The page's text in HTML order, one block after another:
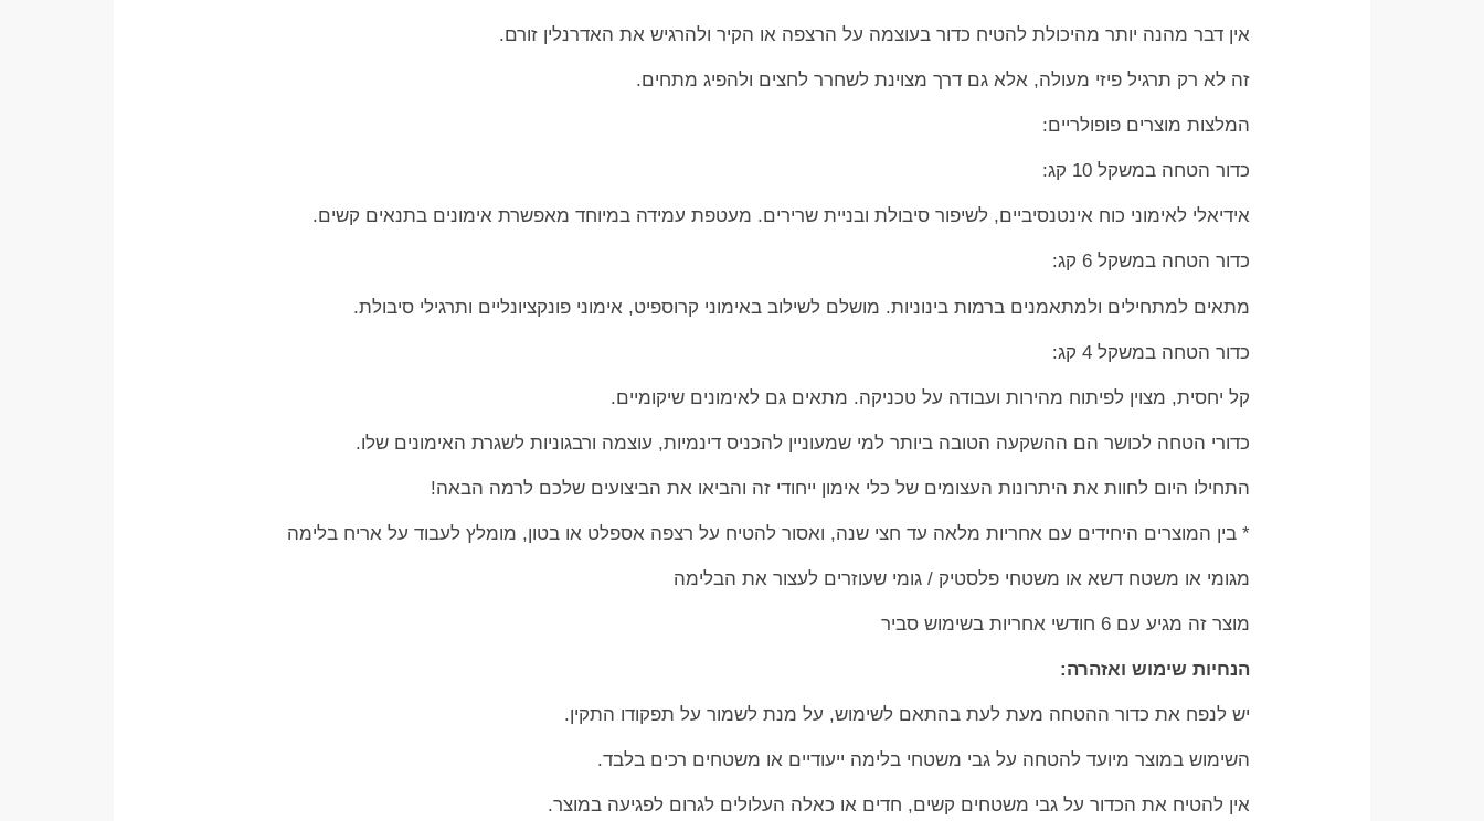
אין דבר מהנה יותר מהיכולת להטיח כדור בעוצמה על הרצפה או הקיר ולהרגיש את האדרנלין זורם.
זה לא רק תרגיל פיזי מעולה, אלא גם דרך מצוינת לשחרר לחצים ולהפיג מתחים.
המלצות מוצרים פופולריים:
כדור הטחה במשקל 10 קג:
אידיאלי לאימוני כוח אינטנסיביים, לשיפור סיבולת ובניית שרירים. מעטפת עמידה במיוחד מאפשרת אימונים בתנאים קשים.
כדור הטחה במשקל 6 קג:
מתאים למתחילים ולמתאמנים ברמות בינוניות. מושלם לשילוב באימוני קרוספיט, אימוני פונקציונליים ותרגילי סיבולת.
כדור הטחה במשקל 4 קג:
קל יחסית, מצוין לפיתוח מהירות ועבודה על טכניקה. מתאים גם לאימונים שיקומיים.
כדורי הטחה לכושר הם ההשקעה הטובה ביותר למי שמעוניין להכניס דינמיות, עוצמה ורבגוניות לשגרת האימונים שלו.
התחילו היום לחוות את היתרונות העצומים של כלי אימון ייחודי זה והביאו את הביצועים שלכם לרמה הבאה!
* בין המוצרים היחידים עם אחריות מלאה עד חצי שנה, ואסור להטיח על רצפה אספלט או בטון, מומלץ לעבוד על אריח בלימה
מגומי או משטח דשא או משטחי פלסטיק / גומי שעוזרים לעצור את הבלימה
מוצר זה מגיע עם 6 חודשי אחריות בשימוש סביר
הנחיות שימוש ואזהרה:
יש לנפח את כדור ההטחה מעת לעת בהתאם לשימוש, על מנת לשמור על תפקודו התקין.
השימוש במוצר מיועד להטחה על גבי משטחי בלימה ייעודיים או משטחים רכים בלבד.
אין להטיח את הכדור על גבי משטחים קשים, חדים או כאלה העלולים לגרום לפגיעה במוצר.